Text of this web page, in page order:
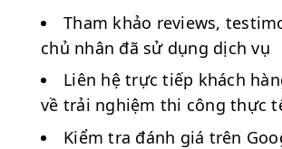
Tham khảo reviews,
chủ nhân đã sử dụng dịch vụ
Liên hệ trực tiếp khách
về trải nghiệm thi công thực
Kiểm tra đánh giá trên